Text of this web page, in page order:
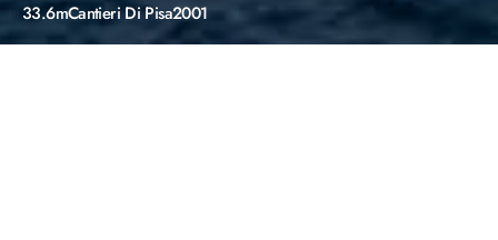
33.6mCantieri Di Pisa2001